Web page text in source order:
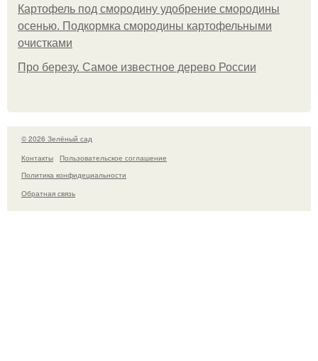
Картофель под смородину удобрение смородины
осенью. Подкормка смородины картофельными
очистками
Про березу. Самое известное дерево России
© 2026 Зелёный сад
Контакты
Пользовательское соглашение
Политика конфидециальности
Обратная связь